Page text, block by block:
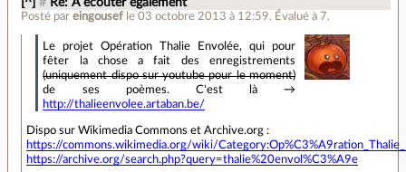
[^] # Re: À écouter également
Posté pareingousef le 03 octobre 2013 à 12:59. Évalué à 7.
Le projet Opération Thalie Envolée, qui pour
fêter la chose a fait des enregistrements
(uniquement dispo sur youtube pour le moment)
de ses poèmes. C'est là →
http://thalieenvolee.artaban.be/
Dispo sur Wikimedia Commons et Archive.org :
https://commons.wikimedia.org/wiki/
https://archive.org/search.php?query=thalie%20envol%C3%A9e